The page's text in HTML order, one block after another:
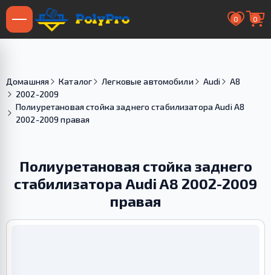
0 0
Домашняя Каталог Легковые автомобили Audi
A8
2002-2009
Полиуретановая стойка заднего стабилизатора Audi A8
2002-2009 правая
Полиуретановая стойка заднего
стабилизатора Audi A8 2002-2009
правая